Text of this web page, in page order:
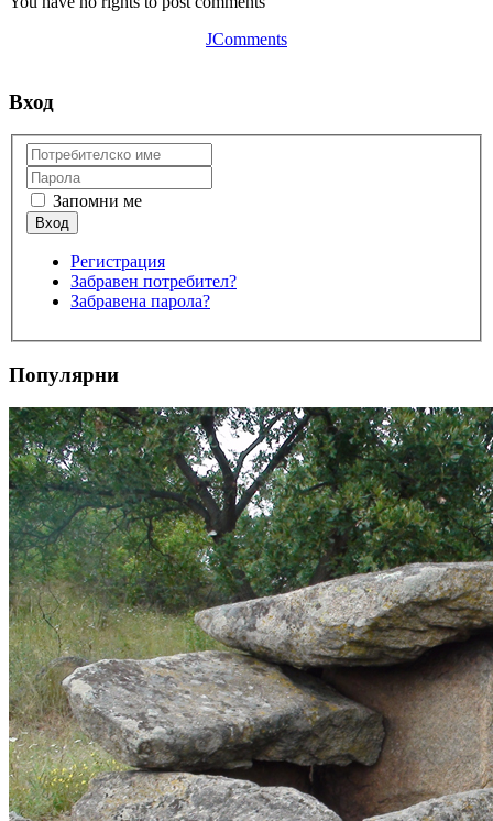
JComments
Вход
Запомни ме
Регистрация
Забравен потребител?
Забравена парола?
Популярни